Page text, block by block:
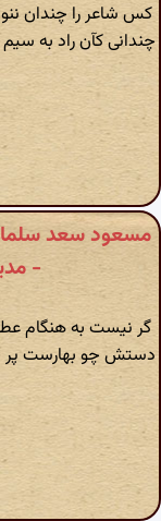
کس شاعر را چندان
چندانی کآن راد به سیم
-
گر نیست به هنگام
دستش چو بهارست پر